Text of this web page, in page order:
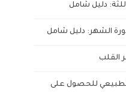
دليل شامل
الشهر: دليل شامل
القلب
للحصول على